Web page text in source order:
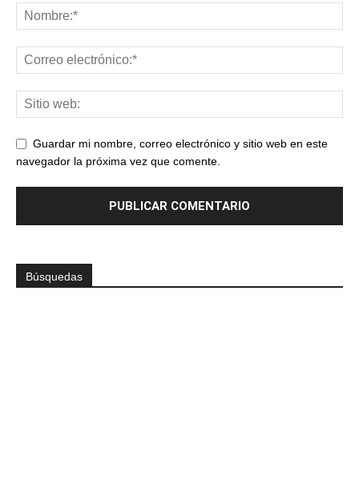
Guardar mi nombre, correo electrónico y sitio web en este
navegador la próxima vez que comente.
Búsquedas